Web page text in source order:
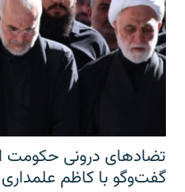
تضادهای درونی حکومت
گفت‌‌وگو با کاظم علمداری